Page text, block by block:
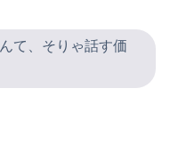
て、そりゃ話す価